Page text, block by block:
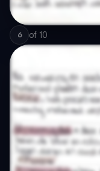
6 of 10